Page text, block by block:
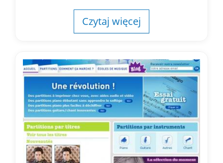
Czytaj więcej